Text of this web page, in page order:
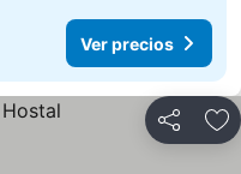
Ver precios
Compartir